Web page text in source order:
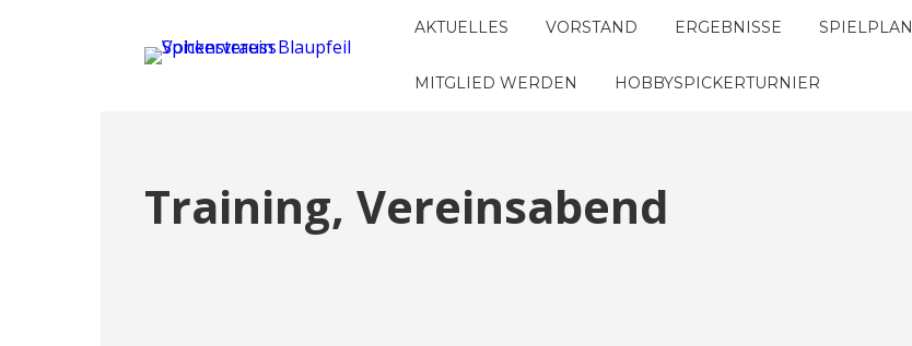
AKTUELLES VORSTAND ERGEBNISSE SPIELPLAN
MITGLIED WERDEN HOBBYSPICKERTURNIER
Training, Vereinsabend